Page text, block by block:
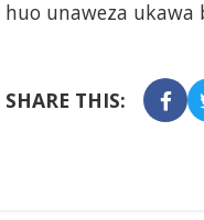
huo unaweza ukawa
SHARE THIS: